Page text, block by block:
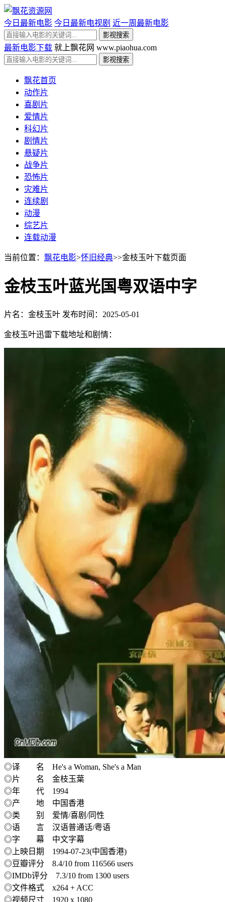
今日最新电影 今日最新电视剧 近一周最新电影
最新电影下载 就上飘花网 www.piaohua.com
飘花首页
动作片
喜剧片
爱情片
科幻片
剧情片
悬疑片
战争片
恐怖片
灾难片
连续剧
动漫
综艺片
连载动漫
当前位置： 飘花电影>怀旧经典>>金枝玉叶下载页面
金枝玉叶蓝光国粤双语中字
片名：金枝玉叶 发布时间：2025-05-01
金枝玉叶迅雷下载地址和剧情：
◎译 名 He's a Woman, She's a Man
◎片 名 金枝玉葉
◎年 代 1994
◎产 地 中国香港
◎类 别 爱情/喜剧/同性
◎语 言 汉语普通话/粤语
◎字 幕 中文字幕
◎上映日期 1994-07-23(中国香港)
◎豆瓣评分 8.4/10 from 116566 users
◎IMDb评分 7.3/10 from 1300 users
◎文件格式 x264 + ACC
◎视频尺寸 1920 x 1080